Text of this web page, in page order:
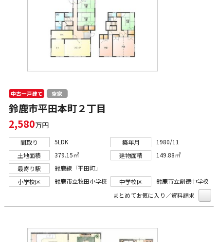
中古一戸建て 空家
鈴鹿市平田本町２丁目
2,580万円
間取り 5LDK 築年月
1980/11
土地面積
379.15㎡ 建物面積
149.88㎡
最寄り駅
鈴鹿線「平田町」
小学校区
鈴鹿市立牧田小学校 中学校区
鈴鹿市立創徳中学校
まとめてお気に入り／資料請求